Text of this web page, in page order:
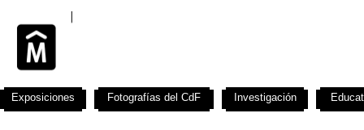
Exposiciones Fotografías del CdF Investigación